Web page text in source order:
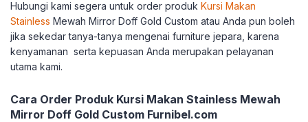
Hubungi kami segera untuk order produk Kursi Makan
Stainless Mewah Mirror Doff Gold Custom atau Anda pun boleh
jika sekedar tanya-tanya mengenai furniture jepara, karena
kenyamanan serta kepuasan Anda merupakan pelayanan
utama kami.
Cara Order Produk Kursi Makan Stainless Mewah
Mirror Doff Gold Custom Furnibel.com